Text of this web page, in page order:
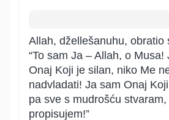
Allah, džellešanuhu, obratio
“To sam Ja – Allah, o Musa!
Onaj Koji je silan, niko Me
nadvladati! Ja sam Onaj
pa sve s mudrošću
propisujem!”